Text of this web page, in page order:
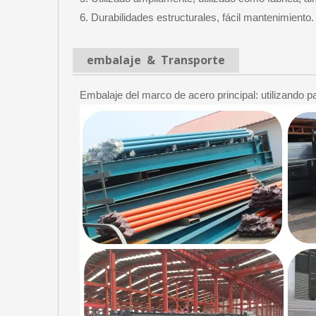
6. Durabilidades estructurales, fácil mantenimiento.
embalaje & Transporte
Embalaje del marco de acero principal: utilizando